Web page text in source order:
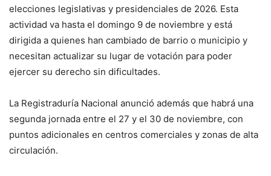
elecciones legislativas y presidenciales de 2026. Esta
actividad va hasta el domingo 9 de noviembre y está
dirigida a quienes han cambiado de barrio o municipio y
necesitan actualizar su lugar de votación para poder
ejercer su derecho sin dificultades.
La Registraduría Nacional anunció además que habrá una
segunda jornada entre el 27 y el 30 de noviembre, con
puntos adicionales en centros comerciales y zonas de alta
circulación.